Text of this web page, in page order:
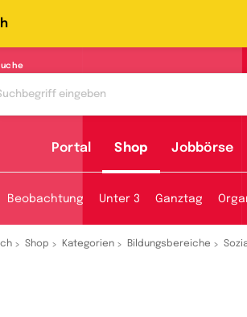
Portal Shop Jobbörse
Beobachtung Unter 3 Ganztag
Shop Kategorien Bildungsbereiche